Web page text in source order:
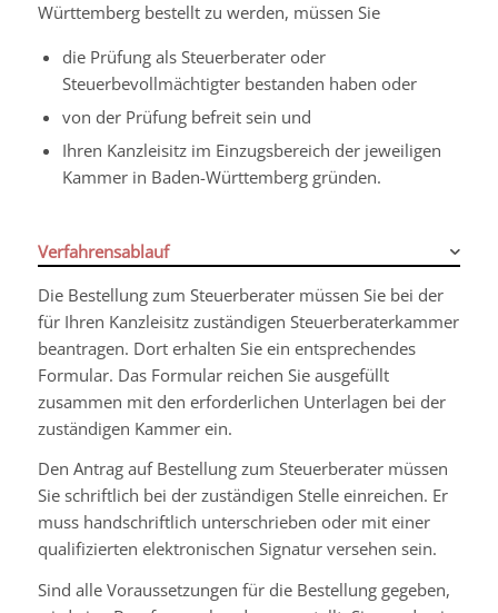
Württemberg bestellt zu werden, müssen Sie
die Prüfung als Steuerberater oder
Steuerbevollmächtigter bestanden haben oder
von der Prüfung befreit sein und
Ihren Kanzleisitz im Einzugsbereich der jeweiligen
Kammer in Baden-Württemberg gründen.
Verfahrensablauf
Die Bestellung zum Steuerberater müssen Sie bei der
für Ihren Kanzleisitz zuständigen Steuerberaterkammer
beantragen. Dort erhalten Sie ein entsprechendes
Formular. Das Formular reichen Sie ausgefüllt
zusammen mit den erforderlichen Unterlagen bei der
zuständigen Kammer ein.
Den Antrag auf Bestellung zum Steuerberater müssen
Sie schriftlich bei der zuständigen Stelle einreichen. Er
muss handschriftlich unterschrieben oder mit einer
qualifizierten elektronischen Signatur versehen sein.
Sind alle Voraussetzungen für die Bestellung gegeben,